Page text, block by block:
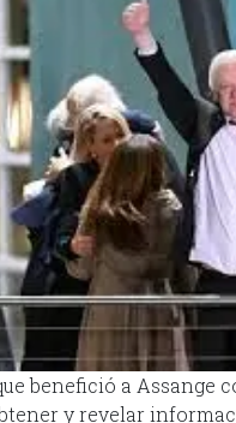
benefició a Assange
y revelar